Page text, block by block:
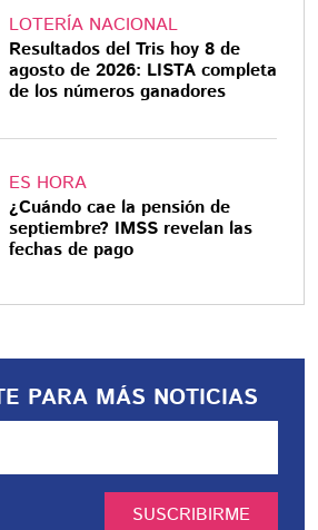
LOTERÍA NACIONAL
Resultados del Tris hoy 8 de
agosto de 2026: LISTA completa
de los números ganadores
ES HORA
¿Cuándo cae la pensión de
septiembre? IMSS revelan las
fechas de pago
PARA MÁS NOTICIAS
SUSCRIBIRME